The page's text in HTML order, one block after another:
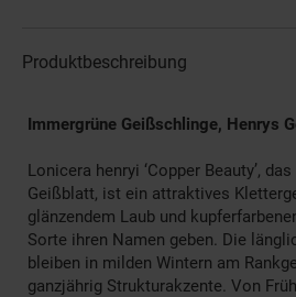
Produktbeschreibung
Immergrüne Geißschlinge, Henrys
Lonicera henryi ‘Copper Beauty’,
Geißblatt, ist ein attraktives
glänzendem Laub und
Sorte ihren Namen geben. Die
bleiben in milden Wintern am
ganzjährig Strukturakzente. Von